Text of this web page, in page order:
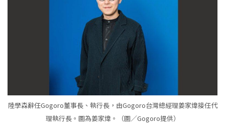
陸學森辭任Gogoro董事長、執行長，由Gogoro台灣總經理姜家煒接任代
理執行長。圖為姜家煒。（圖／Gogoro提供）